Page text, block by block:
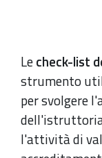
Lecheck-list
strumento
per svolgere
l'attività di